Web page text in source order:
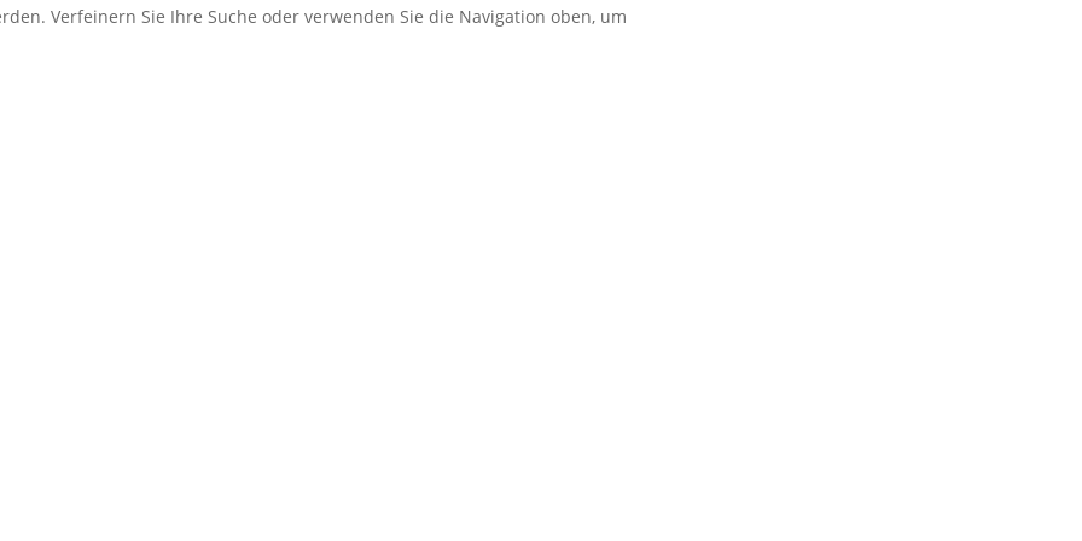
Verfeinern Sie Ihre Suche oder verwenden Sie die Navigation oben, um